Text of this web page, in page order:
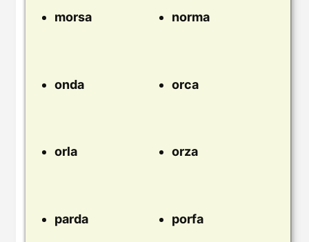
morsa norma
onda orca
orla orza
parda porfa